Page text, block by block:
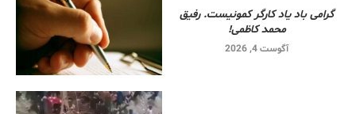
گرامی باد یاد کارگر کمونیست. رفیق
محمد کاظمی!
آگوست 4, 2026